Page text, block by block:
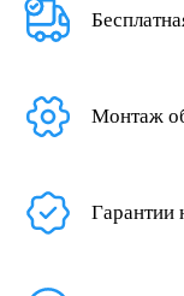
Монтаж
Гарантии